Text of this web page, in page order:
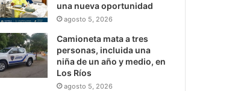
una nueva oportunidad
agosto 5, 2026
Camioneta mata a tres
personas, incluida una
niña de un año y medio, en
Los Ríos
agosto 5, 2026